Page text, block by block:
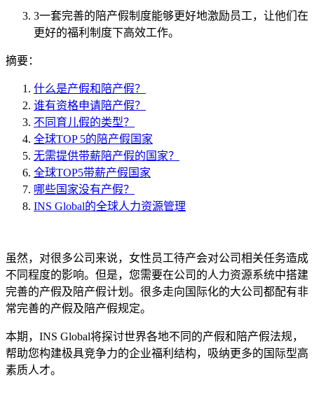
3一套完善的陪产假制度能够更好地激励员工，让他们在
更好的福利制度下高效工作。
摘要：
什么是产假和陪产假？
谁有资格申请陪产假？
不同育儿假的类型？
全球TOP 5的陪产假国家
无需提供带薪陪产假的国家？
全球TOP5带薪产假国家
哪些国家没有产假？
INS Global的全球人力资源管理
虽然，对很多公司来说，女性员工待产会对公司相关任务造成
不同程度的影响。但是，您需要在公司的人力资源系统中搭建
完善的产假及陪产假计划。很多走向国际化的大公司都配有非
常完善的产假及陪产假规定。
本期，INS Global将探讨世界各地不同的产假和陪产假法规，
帮助您构建极具竞争力的企业福利结构，吸纳更多的国际型高
素质人才。